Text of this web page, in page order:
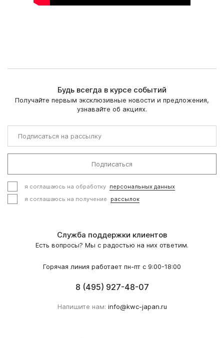
Будь всегда в курсе событий
Получайте первым эксклюзивные новости и предложения,
узнавайте об акциях.
Подписаться
я соглашаюсь на обработку персональных данных
я соглашаюсь на получение
рассылок
Служба поддержки клиентов
Есть вопросы? Мы с радостью на них ответим.
Горячая линия работает пн-пт с 9:00-18:00
8 (495) 927-48-07
Напишите нам: info@kwc-japan.ru